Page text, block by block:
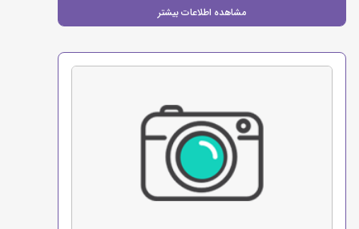
مشاهده اطلاعات بیشتر